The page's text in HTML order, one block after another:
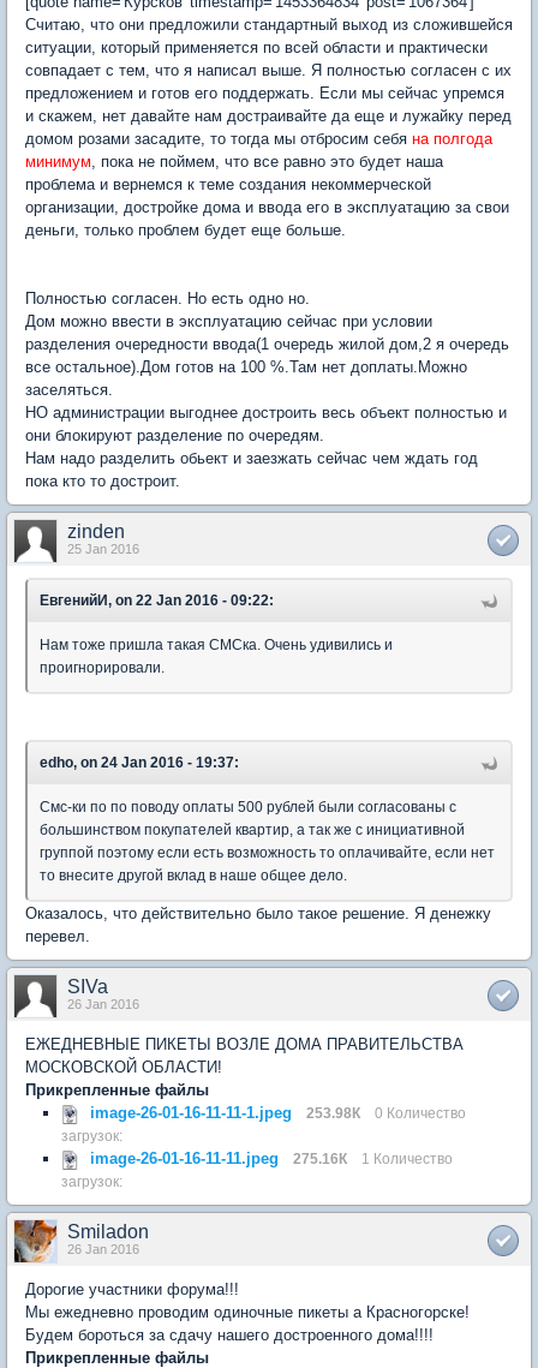
Считаю, что они предложили стандартный выход из сложившейся
ситуации, который применяется по всей области и практически
совпадает с тем, что я написал выше. Я полностью согласен с их
предложением и готов его поддержать. Если мы сейчас упремся
и скажем, нет давайте нам достраивайте да еще и лужайку перед
домом розами засадите, то тогда мы отбросим себя на полгода
минимум, пока не поймем, что все равно это будет наша
проблема и вернемся к теме создания некоммерческой
организации, достройке дома и ввода его в эксплуатацию за свои
деньги, только проблем будет еще больше.
Полностью согласен. Но есть одно но.
Дом можно ввести в эксплуатацию сейчас при условии
разделения очередности ввода(1 очередь жилой дом,2 я очередь
все остальное).Дом готов на 100 %.Там нет доплаты.Можно
заселяться.
НО администрации выгоднее достроить весь объект полностью и
они блокируют разделение по очередям.
Нам надо разделить обьект и заезжать сейчас чем ждать год
пока кто то достроит.
zinden
25 Jan 2016
ЕвгенийИ, on 22 Jan 2016 - 09:22:
Нам тоже пришла такая СМСка. Очень удивились и
проигнорировали.
edho, on 24 Jan 2016 - 19:37:
Смс-ки по по поводу оплаты 500 рублей были согласованы с
большинством покупателей квартир, а так же с инициативной
группой поэтому если есть возможность то оплачивайте, если нет
то внесите другой вклад в наше общее дело.
Оказалось, что действительно было такое решение. Я денежку
перевел.
SIVa
26 Jan 2016
ЕЖЕДНЕВНЫЕ ПИКЕТЫ ВОЗЛЕ ДОМА ПРАВИТЕЛЬСТВА
МОСКОВСКОЙ ОБЛАСТИ!
Прикрепленные файлы
image-26-01-16-11-11-1.jpeg
253.98К
0 Количество
загрузок:
image-26-01-16-11-11.jpeg 275.16К
1 Количество
загрузок:
Smiladon
26 Jan 2016
Дорогие участники форума!!!
Мы ежедневно проводим одиночные пикеты а Красногорске!
Будем бороться за сдачу нашего достроенного дома!!!!
Прикрепленные файлы